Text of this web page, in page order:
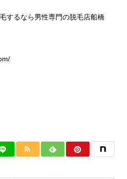
するなら男性専門の脱毛店船橋